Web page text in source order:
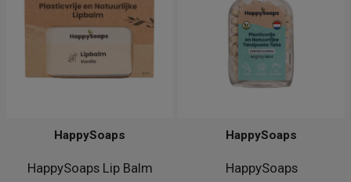
HappySoaps Lip Balm
HappySoaps
HappySoaps
HappySoaps